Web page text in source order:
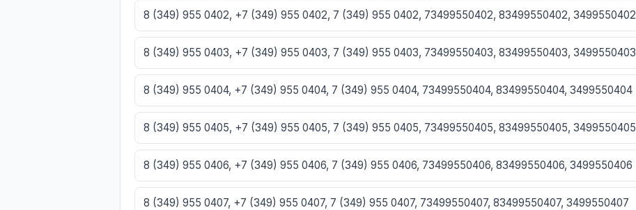
8 (349) 955 0402, +7 (349) 955 0402, 7 (349) 955 0402, 73499550402, 83499550402, 3499550402
8 (349) 955 0403, +7 (349) 955 0403, 7 (349) 955 0403, 73499550403, 83499550403, 3499550403
8 (349) 955 0404, +7 (349) 955 0404, 7 (349) 955 0404, 73499550404, 83499550404, 3499550404
8 (349) 955 0405, +7 (349) 955 0405, 7 (349) 955 0405, 73499550405, 83499550405, 3499550405
8 (349) 955 0406, +7 (349) 955 0406, 7 (349) 955 0406, 73499550406, 83499550406, 3499550406
8 (349) 955 0407, +7 (349) 955 0407, 7 (349) 955 0407, 73499550407, 83499550407, 3499550407